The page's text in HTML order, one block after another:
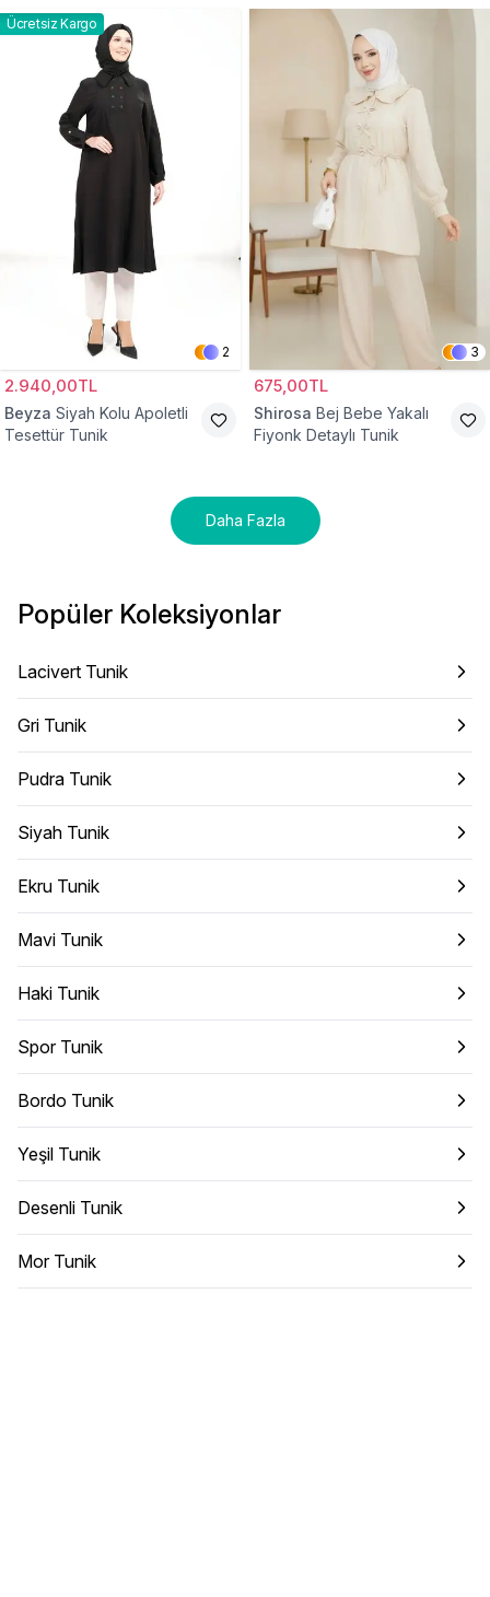
Ücretsiz Kargo
2
2.940,00TL
Beyza Siyah Kolu Apoletli
Tesettür Tunik
3
675,00TL
Shirosa Bej Bebe Yakalı
Fiyonk Detaylı Tunik
Daha Fazla
Popüler Koleksiyonlar
Lacivert Tunik
Gri Tunik
Pudra Tunik
Siyah Tunik
Ekru Tunik
Mavi Tunik
Haki Tunik
Spor Tunik
Bordo Tunik
Yeşil Tunik
Desenli Tunik
Mor Tunik